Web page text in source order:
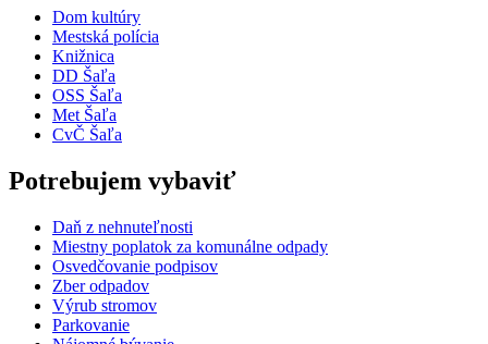
Dom kultúry
Mestská polícia
Knižnica
DD Šaľa
OSS Šaľa
Met Šaľa
CvČ Šaľa
Potrebujem vybaviť
Daň z nehnuteľnosti
Miestny poplatok za komunálne odpady
Osvedčovanie podpisov
Zber odpadov
Výrub stromov
Parkovanie